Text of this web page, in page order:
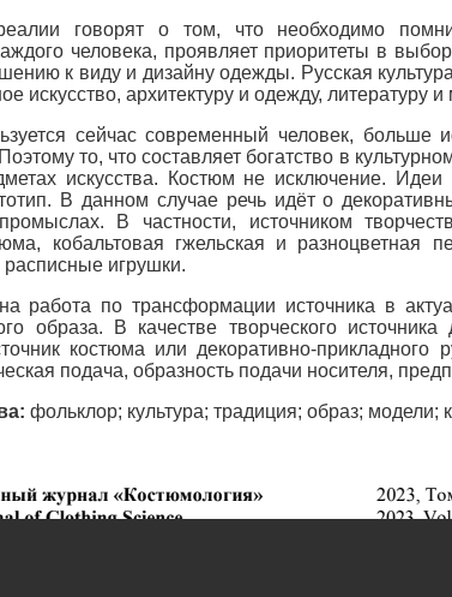
говорят о том, что необходимо
человека, проявляет приоритеты в
к виду и дизайну одежды. Русская
искусство, архитектуру и одежду, литературу и
сейчас современный человек, больше
то, что составляет богатство в
искусства. Костюм не исключение.
В данном случае речь идёт о
В частности, источником
кобальтовая гжельская и разноцветная
игрушки.
работа по трансформации источника в
образа. В качестве творческого
костюма или декоративно-прикладного
подача, образность подачи носителя,
фольклор; культура; традиция; образ;